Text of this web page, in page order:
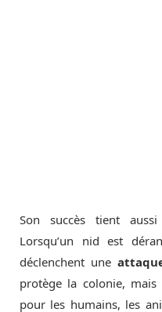
Son succès tient
Lorsqu’un nid est
déclenchent une
protège la colonie,
pour les humains, les